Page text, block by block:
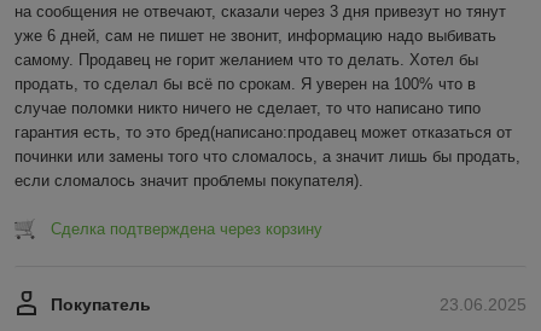
на сообщения не отвечают, сказали через 3 дня привезут но тянут
уже 6 дней, сам не пишет не звонит, информацию надо выбивать
самому. Продавец не горит желанием что то делать. Хотел бы
продать, то сделал бы всё по срокам. Я уверен на 100% что в
случае поломки никто ничего не сделает, то что написано типо
гарантия есть, то это бред(написано:продавец может отказаться от
починки или замены того что сломалось, а значит лишь бы продать,
если сломалось значит проблемы покупателя).
Сделка подтверждена через корзину
23.06.2025
Покупатель